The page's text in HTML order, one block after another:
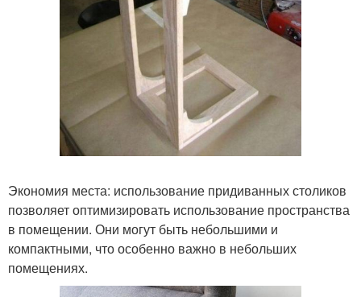
Экономия места: использование придиванных столиков
позволяет оптимизировать использование пространства
в помещении. Они могут быть небольшими и
компактными, что особенно важно в небольших
помещениях.